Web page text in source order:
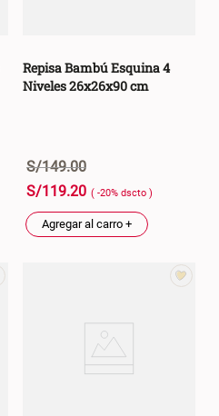
Repisa Bambú Esquina 4
Niveles 26x26x90 cm
S/149.00
S/119.20 ( -20% dscto )
Agregar al carro +